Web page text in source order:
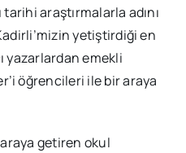
araştırmalarla adını
yetiştirdiği en
yazarlardan emekli
öğrencileri ile bir araya
getiren okul